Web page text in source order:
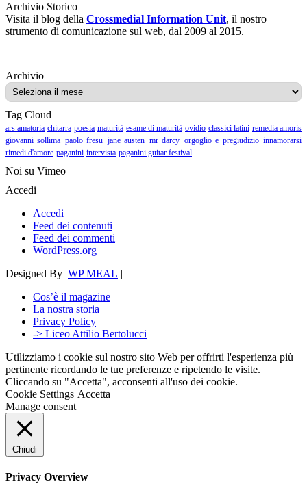
Archivio Storico
Visita il blog della Crossmedial Information Unit, il nostro
strumento di comunicazione sul web, dal 2009 al 2015.
ArchivioArchivio
Tag Cloud
ars amatoria chitarra poesia maturità esame di maturità ovidio classici latini remedia amoris
giovanni sollima paolo fresu jane austen mr darcy orgoglio e pregiudizio innamorarsi
rimedi d'amore paganini intervista paganini guitar festival
Noi su Vimeo
Accedi
Accedi
Feed dei contenuti
Feed dei commenti
WordPress.org
Designed By WP MEAL |
Cos’è il magazine
La nostra storia
Privacy Policy
-> Liceo Attilio Bertolucci
Utilizziamo i cookie sul nostro sito Web per offrirti l'esperienza più
pertinente ricordando le tue preferenze e ripetendo le visite.
Cliccando su "Accetta", acconsenti all'uso dei cookie.
Cookie Settings Accetta
Manage consent
Chiudi
Privacy Overview